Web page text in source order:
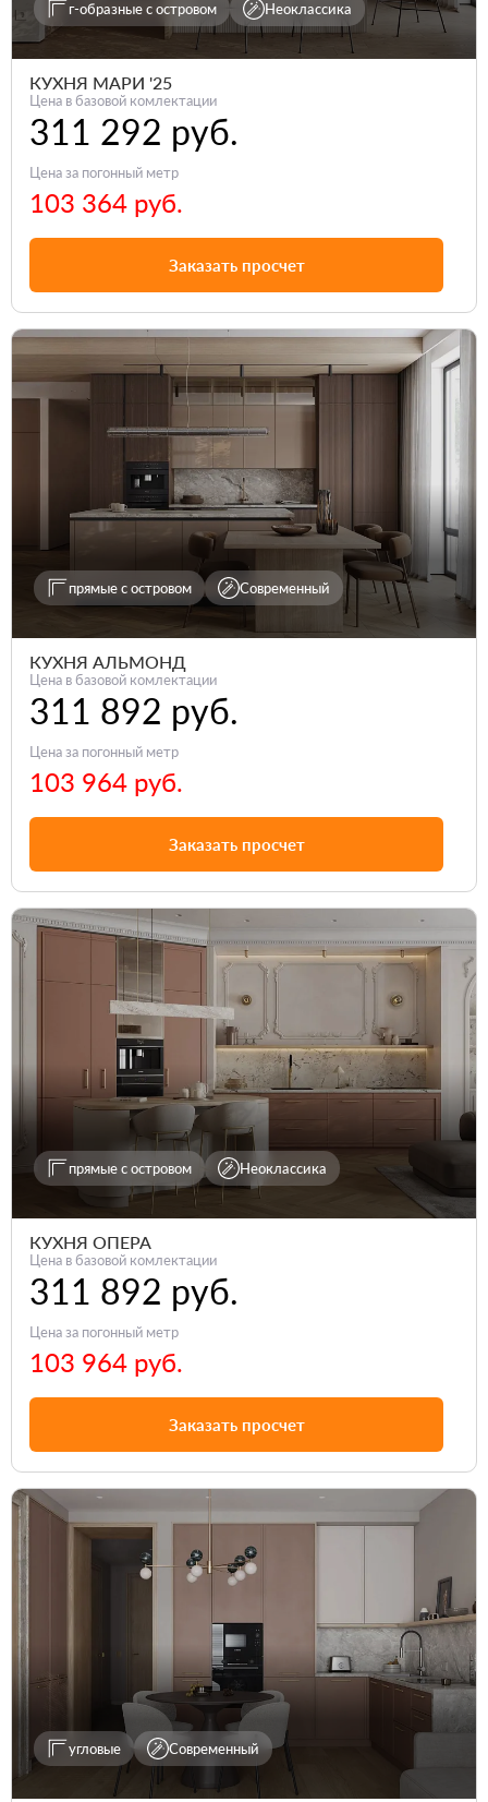
г-образные с островом Неоклассика
КУХНЯ МАРИ '25
Цена в базовой комлектации
311 292 руб.
Цена за погонный метр
103 364 руб.
Заказать просчет
прямые с островом Современный
КУХНЯ АЛЬМОНД
Цена в базовой комлектации
311 892 руб.
Цена за погонный метр
103 964 руб.
Заказать просчет
прямые с островом Неоклассика
КУХНЯ ОПЕРА
Цена в базовой комлектации
311 892 руб.
Цена за погонный метр
103 964 руб.
Заказать просчет
угловые Современный